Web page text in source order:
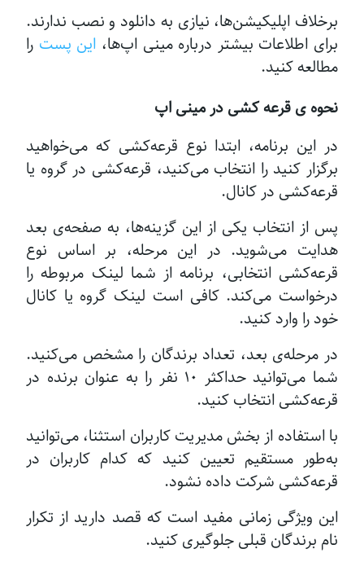
برخلاف اپلیکیشن‌ها، نیازی به دانلود و نصب ندارند.
برای اطلاعات بیشتر درباره مینی اپ‌ها، این پست را
مطالعه کنید.
نحوه ی قرعه کشی در مینی اپ
در این برنامه، ابتدا نوع قرعه‌کشی که می‌خواهید
برگزار کنید را انتخاب می‌کنید، قرعه‌کشی در گروه یا
قرعه‌کشی در کانال.
پس از انتخاب یکی از این گزینه‌ها، به صفحه‌ی بعد
هدایت می‌شوید. در این مرحله، بر اساس نوع
قرعه‌کشی انتخابی، برنامه از شما لینک مربوطه را
درخواست می‌کند. کافی است لینک گروه یا کانال
خود را وارد کنید.
در مرحله‌ی بعد، تعداد برندگان را مشخص می‌کنید.
شما می‌توانید حداکثر ۱۰ نفر را به عنوان برنده در
قرعه‌کشی انتخاب کنید.
با استفاده از بخش مدیریت کاربران استثنا، می‌توانید
به‌طور مستقیم تعیین کنید که کدام کاربران در
قرعه‌کشی شرکت داده نشود.
این ویژگی زمانی مفید است که قصد دارید از تکرار
نام برندگان قبلی جلوگیری کنید.